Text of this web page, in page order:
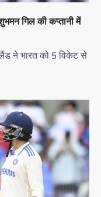
गिल की कप्तानी में
ने भारत को 5 विकेट से